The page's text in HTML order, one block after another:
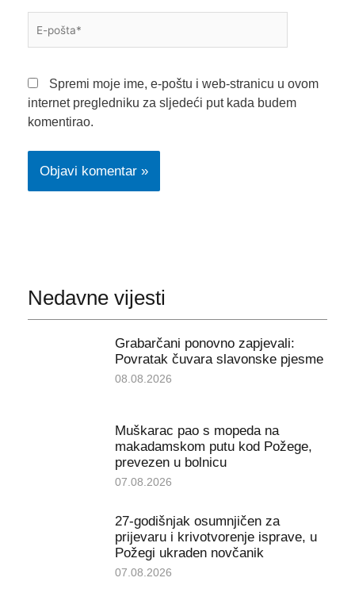
pošta*
Spremi moje ime, e-poštu i web-stranicu u ovom
internet pregledniku za sljedeći put kada budem
komentirao.
Nedavne vijesti
Grabarčani ponovno zapjevali:
Povratak čuvara slavonske pjesme
08.08.2026
Muškarac pao s mopeda na
makadamskom putu kod Požege,
prevezen u bolnicu
07.08.2026
27-godišnjak osumnjičen za
prijevaru i krivotvorenje isprave, u
Požegi ukraden novčanik
07.08.2026